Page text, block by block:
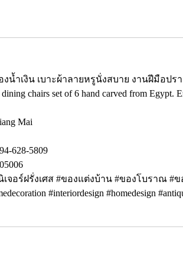
น้ำเงิน เบาะผ้าลายหรูนั่งสบาย งานฝีมือป
chairs set of 6 hand carved from Egypt.
Mai
628-5809
อร์ฝรั่งเศส #ของแต่งบ้าน #ของโบราณ #ขอ
#interiordesign #homedesign